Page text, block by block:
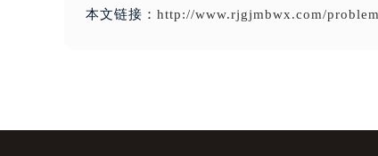
本文链接： http://www.rjgjmbwx.com/